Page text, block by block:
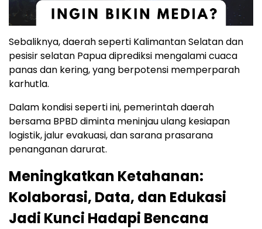
Sebaliknya, daerah seperti Kalimantan Selatan dan
pesisir selatan Papua diprediksi mengalami cuaca
panas dan kering, yang berpotensi memperparah
karhutla.
Dalam kondisi seperti ini, pemerintah daerah
bersama BPBD diminta meninjau ulang kesiapan
logistik, jalur evakuasi, dan sarana prasarana
penanganan darurat.
Meningkatkan Ketahanan:
Kolaborasi, Data, dan Edukasi
Jadi Kunci Hadapi Bencana